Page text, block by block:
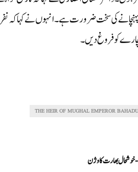
پہنچانے کی سخت ضرورت ہے۔ انہوں نے کہا کہ
چارے کو فروغ دیں۔
THE HEIR OF MUGHAL EMPEROR
خوشحال بھارت کا وژن